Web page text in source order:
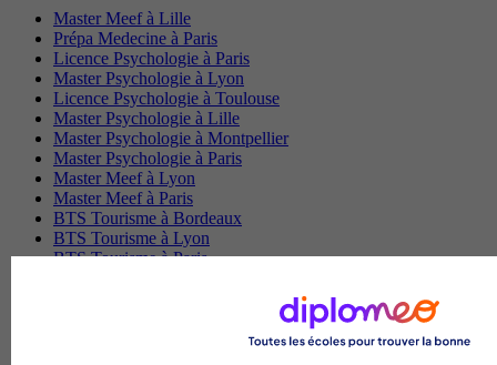
Master Meef à Lille
Prépa Medecine à Paris
Licence Psychologie à Paris
Master Psychologie à Lyon
Licence Psychologie à Toulouse
Master Psychologie à Lille
Master Psychologie à Montpellier
Master Psychologie à Paris
Master Meef à Lyon
Master Meef à Paris
BTS Tourisme à Bordeaux
BTS Tourisme à Lyon
BTS Tourisme à Paris
BTS Communication à Bordeaux